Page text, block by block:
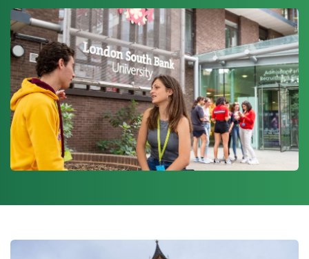
OKSFORDŠIR, Samiad The Oratory School
LONDON, Embassy Summer South Bank
LONDON, Embassy Summer UCL, Stratford
ASHFORD, Grosvenor Hall jezički i avanturistički kamp